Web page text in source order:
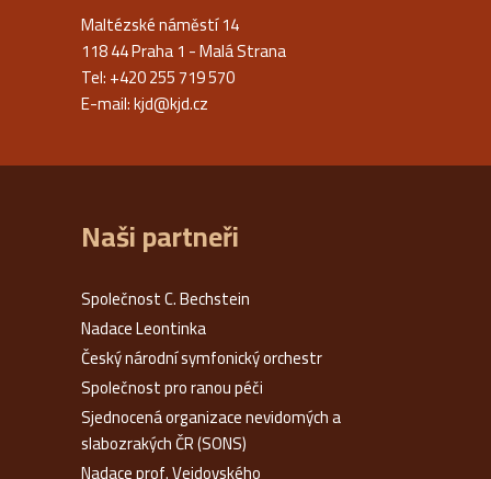
Maltézské náměstí 14
118 44 Praha 1 - Malá Strana
Tel: +420 255 719 570
E-mail:kjd@kjd.cz
Naši partneři
Společnost C. Bechstein
Nadace Leontinka
Český národní symfonický orchestr
Společnost pro ranou péči
Sjednocená organizace nevidomých a
slabozrakých ČR (SONS)